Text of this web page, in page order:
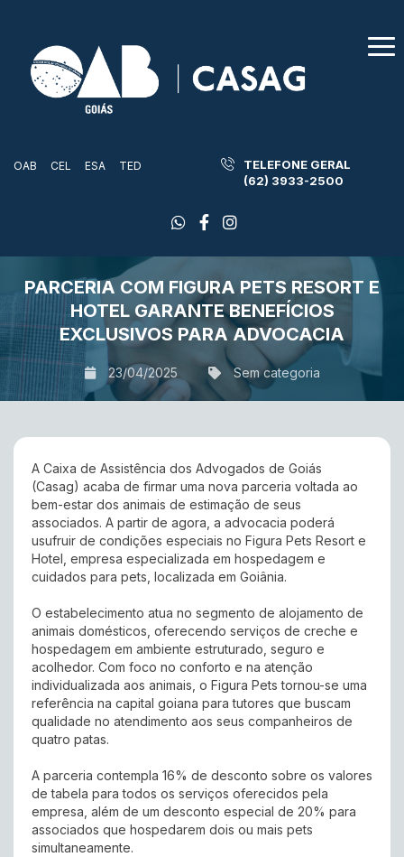
OAB CEL ESA TED
TELEFONE GERAL
(62) 3933-2500
PARCERIA COM FIGURA PETS RESORT E
HOTEL GARANTE BENEFÍCIOS
EXCLUSIVOS PARA ADVOCACIA
23/04/2025 Sem categoria
A Caixa de Assistência dos Advogados de Goiás
(Casag) acaba de firmar uma nova parceria voltada ao
bem-estar dos animais de estimação de seus
associados. A partir de agora, a advocacia poderá
usufruir de condições especiais no Figura Pets Resort e
Hotel, empresa especializada em hospedagem e
cuidados para pets, localizada em Goiânia.
O estabelecimento atua no segmento de alojamento de
animais domésticos, oferecendo serviços de creche e
hospedagem em ambiente estruturado, seguro e
acolhedor. Com foco no conforto e na atenção
individualizada aos animais, o Figura Pets tornou-se uma
referência na capital goiana para tutores que buscam
qualidade no atendimento aos seus companheiros de
quatro patas.
A parceria contempla 16% de desconto sobre os valores
de tabela para todos os serviços oferecidos pela
empresa, além de um desconto especial de 20% para
associados que hospedarem dois ou mais pets
simultaneamente.